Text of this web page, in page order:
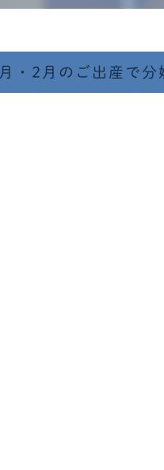
・2月のご出産で分